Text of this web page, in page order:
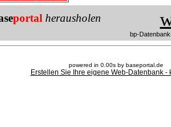
portal herausholen
bp-
powered in 0.00s by baseportal.de
Erstellen Sie Ihre eigene Web-Datenbank -